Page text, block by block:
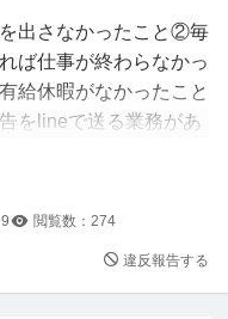
出さなかったこと②毎
ば仕事が終わらなかっ
給休暇がなかったこと
をlineで送る業務があ
のに、その分は給与に
たら、「そもそも労働
違反」と言われまし
長の個人経営のような
9 閲覧数： 274
違反報告する